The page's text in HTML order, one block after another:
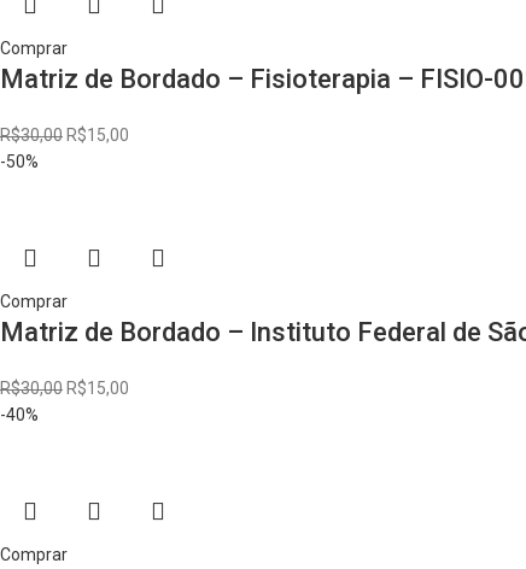
Comprar
Matriz de Bordado – Fisioterapia – FISIO-
R$30,00R$15,00
-50%
Comprar
Matriz de Bordado – Instituto Federal de
R$30,00R$15,00
-40%
Comprar